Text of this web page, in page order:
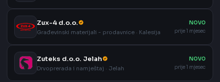
Zux-4 d.o.o.
Građevinski materijali - prodavnice · Kalesija
NOVO
prije 1 mjesec
Zuteks d.o.o. Jelah
Drvoprerada i namještaj · Jelah
NOVO
prije 1 mjesec